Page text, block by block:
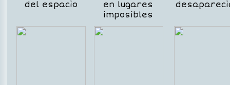
del espacio
en lugares
imposibles